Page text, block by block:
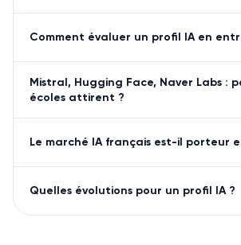
Comment évaluer un profil IA en
Mistral, Hugging Face, Naver Labs :
écoles attirent ?
Le marché IA français est-il porteur
Quelles évolutions pour un profil IA ?